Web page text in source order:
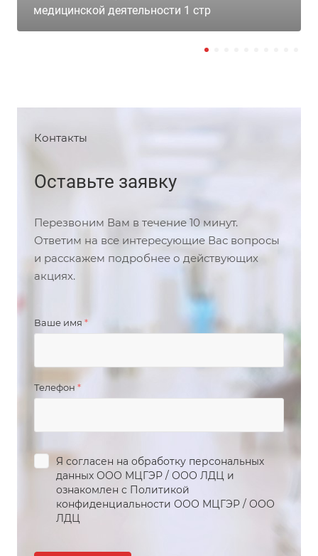
медицинской деятельности 1 стр
Контакты
Оставьте заявку
Перезвоним Вам в течение 10 минут.
Ответим на все интересующие Вас вопросы
и расскажем подробнее о действующих
акциях.
Ваше имя *
Телефон*
Я согласен на обработку персональных
данных ООО МЦГЭР / ООО ЛДЦ и
ознакомлен с Политикой
конфиденциальности ООО МЦГЭР / ООО
ЛДЦ